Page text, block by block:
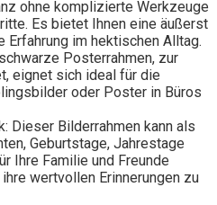
ohne komplizierte Werkzeuge
Es bietet Ihnen eine äußerst
Erfahrung im hektischen Alltag.
Posterrahmen, zur
eignet sich ideal für die
oder Poster in Büros
Dieser Bilderrahmen kann als
Geburtstage, Jahrestage
Ihre Familie und Freunde
wertvollen Erinnerungen zu